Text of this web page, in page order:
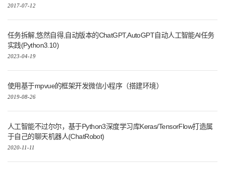
2017-07-12
任务拆解,悠然自得,自动版本的ChatGPT,AutoGPT自动人工智能AI任务
实践(Python3.10)
2023-04-19
使用基于mpvue的框架开发微信小程序（搭建环境）
2019-08-26
人工智能不过尔尔，基于Python3深度学习库Keras/TensorFlow打造属
于自己的聊天机器人(ChatRobot)
2020-11-11